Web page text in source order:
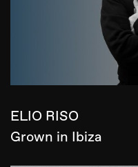
ELIO RISO
Grown in Ibiza